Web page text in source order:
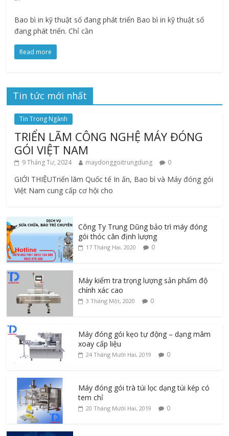
Bao bì in kỹ thuật số đang phát triển Bao bì in kỹ thuật số
đang phát triển. Chỉ cần
Read more
Tin tức mới nhất
Tin Trong Ngành
TRIỂN LÃM CÔNG NGHỆ MÁY ĐÓNG
GÓI VIỆT NAM
9 Tháng Tư, 2024 maydonggoitrungdung 0
GIỚI THIỆUTriển lãm Quốc tế In ấn, Bao bì và Máy đóng gói
Việt Nam cung cấp cơ hội cho
Công Ty Trung Dũng bảo trì máy đóng
gói thóc cân định lượng
17 Tháng Hai, 2020 0
Máy kiểm tra trọng lượng sản phẩm độ
chính xác cao
3 Tháng Một, 2020 0
Máy đóng gói kẹo tự động – dạng mâm
xoay cấp liệu
24 Tháng Mười Hai, 2019 0
Máy đóng gói trà túi lọc dạng túi kép có
tem chỉ
20 Tháng Mười Hai, 2019 0